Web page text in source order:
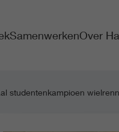
SamenwerkenOver
studentenkampioen